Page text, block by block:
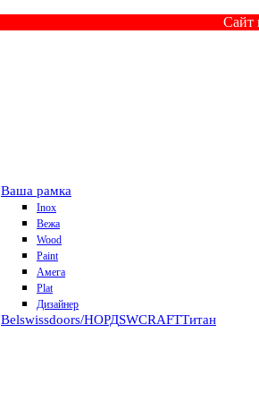
Сайт
Ваша рамка
Inox
Вежа
Wood
Paint
Амега
Plat
Дизайнер
Belswissdoors/НОРДSWCRAFTТитан